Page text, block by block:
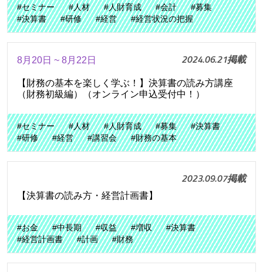
#セミナー #人材 #人財育成 #会計
#募集
#決算書
#研修 #経営 #経営状況の把握
8月20日 ~ 8月22日 2024.06.21掲載
【財務の基本を楽しく学ぶ！】決算書の読み方講座
（財務初級編）（オンライン申込受付中！）
#セミナー #人材 #人財育成 #募集
#決算書
#研修
#経営 #講習会 #財務の基本
2023.09.07掲載
【決算書の読み方・経営計画書】
#お金 #中長期 #収益 #増収
#決算書
#経営計画書
#計画 #財務